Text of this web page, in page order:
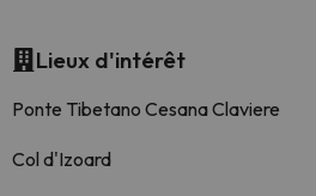
Lieux d'intérêt
Ponte Tibetano Cesana Claviere
Col d'Izoard